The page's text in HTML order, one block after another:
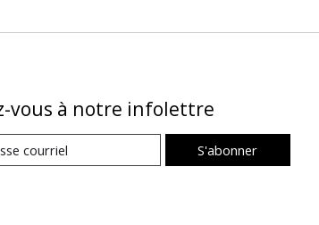
vous à notre infolettre
S'abonner